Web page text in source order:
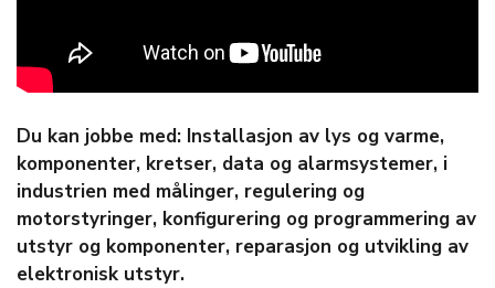
Du kan jobbe med: Installasjon av lys og varme,
komponenter, kretser, data og alarmsystemer, i
industrien med målinger, regulering og
motorstyringer, konfigurering og programmering av
utstyr og komponenter, reparasjon og utvikling av
elektronisk utstyr.